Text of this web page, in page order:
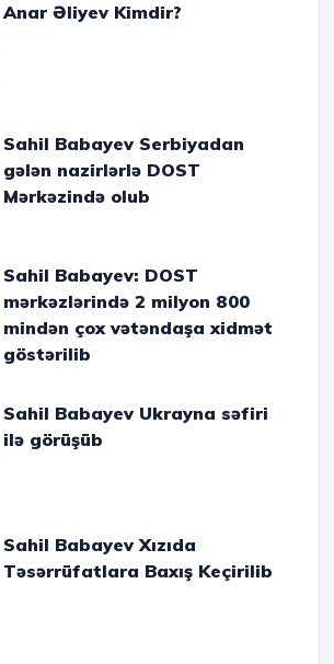
Anar Əliyev Kimdir?
Sahil Babayev Serbiyadan
gələn nazirlərlə DOST
Mərkəzində olub
Sahil Babayev: DOST
mərkəzlərində 2 milyon 800
mindən çox vətəndaşa xidmət
göstərilib
Sahil Babayev Ukrayna səfiri
ilə görüşüb
Sahil Babayev Xızıda
Təsərrüfatlara Baxış Keçirilib